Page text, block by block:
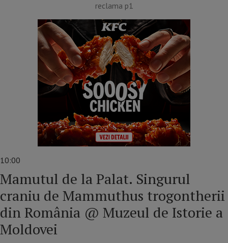
reclama p1
10:00
Mamutul de la Palat. Singurul
craniu de Mammuthus trogontherii
din România @ Muzeul de Istorie a
Moldovei